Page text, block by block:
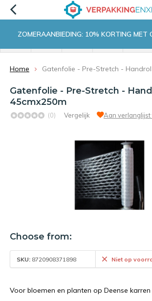
ZOMERAANBIEDING: 10% KORTING MET
Home Gatenfolie - Pre-Stretch -
Gatenfolie - Pre-Stretch -
45cmx250m
(0) Vergelijk Aan
Choose from:
SKU: 8720908371898 Niet op
Voor bloemen en planten op Deense